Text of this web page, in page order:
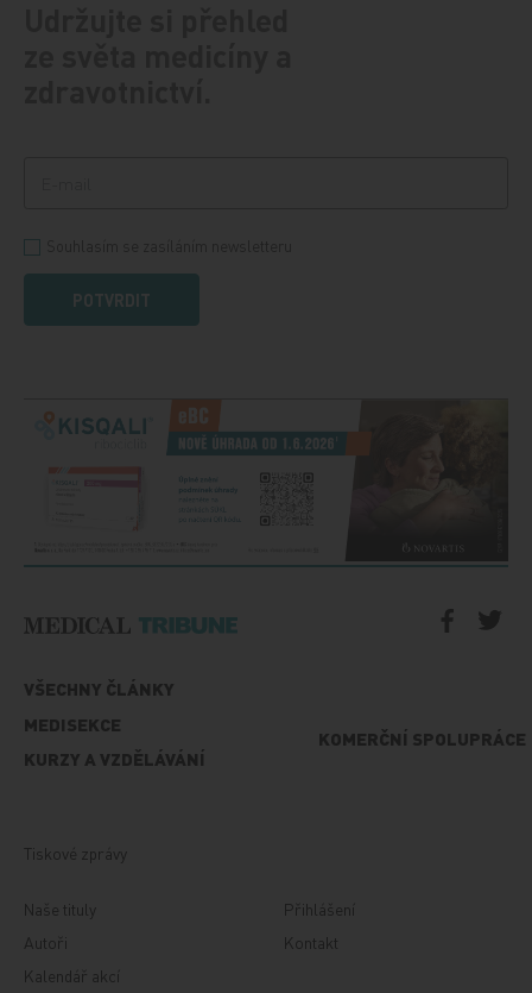
POTVRDIT
VŠECHNY ČLÁNKY
MEDISEKCE
KURZY A VZDĚLÁVÁNÍ
KOMERČNÍ SPOLUPRÁCE
Tiskové zprávy
Naše tituly
Autoři
Kalendář akcí
Přihlášení
Kontakt